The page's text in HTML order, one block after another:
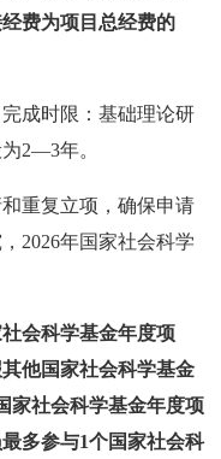
经费为项目总经费的
成时限：基础理论研
2—3年。
重复立项，确保申请
2026年国家社会科学
会科学基金年度项
他国家社会科学基金
家社会科学基金年度项
多参与1个国家社会科